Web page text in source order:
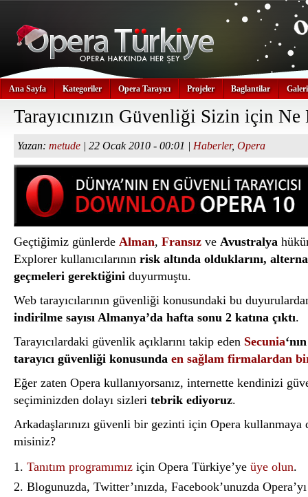
Ana Sayfa Kategoriler Opera Tarayıcı Projeler Baglantilar Galeri
Tarayıcınızın Güvenliği Sizin için
Yazan: metude | 22 Ocak 2010 - 00:01 | Haberler, Opera
Geçtiğimiz günlerde Alman, Fransız ve Avustralya
Explorer kullanıcılarının risk altında olduklarını,
geçmeleri gerektiğini duyurmuştu.
Web tarayıcılarının güvenliği konusundaki bu
indirilme sayısı Almanya’da hafta sonu 2 katına çıktı.
Tarayıcılardaki güvenlik açıklarını takip eden Secunia
tarayıcı güvenliği konusunda en sağlam firmalardan
Eğer zaten Opera kullanıyorsanız, internette kendinizi
seçiminizden dolayı sizleri tebrik ediyoruz.
Arkadaşlarınızı güvenli bir gezinti için Opera kullanmaya
misiniz?
Tanıtım programımız için Opera Türkiye’ye üye olun.
Blogunuzda, Twitter’ınızda, Facebook’unuzda